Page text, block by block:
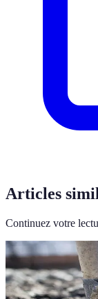
Articles
Continuez votre